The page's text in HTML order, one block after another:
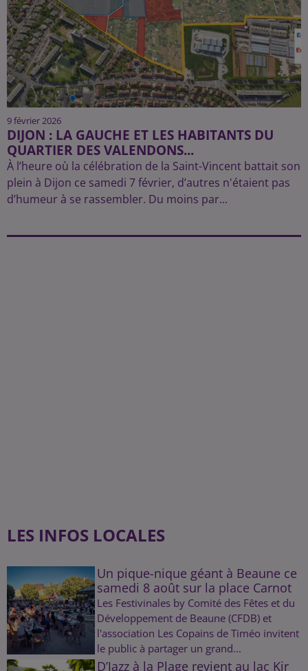
9 février 2026
DIJON : LA GAUCHE ET LES HABITANTS DU
QUARTIER DES VALENDONS...
À l’heure où la célébration de la Saint-Vincent battait son
plein à Dijon ce samedi 7 février, d’autres n'étaient pas
d’humeur à se rassembler. Du moins par...
LES INFOS LOCALES
Un pique-nique géant à Beaune ce
samedi 8 août sur la place Carnot
Les Festivinales by Comité des Fêtes et du
Développement de Beaune (CFDB) et
l'association Les Copains de Timéo invitent
le public à partager un grand...
D’Jazz à la Plage revient au lac Kir